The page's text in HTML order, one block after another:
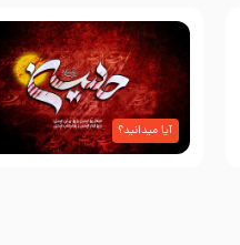
آیا میدانید؟